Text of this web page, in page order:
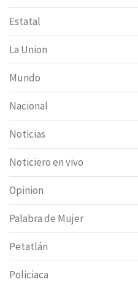
Estatal
La Union
Mundo
Nacional
Noticias
Noticiero en vivo
Opinion
Palabra de Mujer
Petatlán
Policiaca